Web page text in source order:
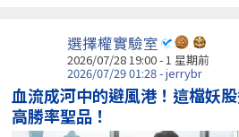
選擇權實驗室
2026/07/28 19:00 - 1 星期前
2026/07/29 01:28 - jerrybr
血流成河中的避風港！這檔妖
高勝率聖品！